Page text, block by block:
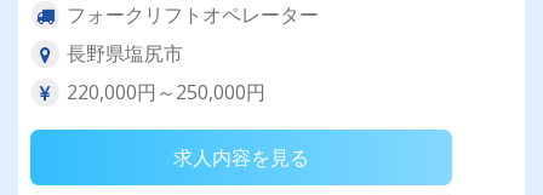
フォークリフトオペレーター
長野県塩尻市
220,000円～250,000円
求人内容を見る